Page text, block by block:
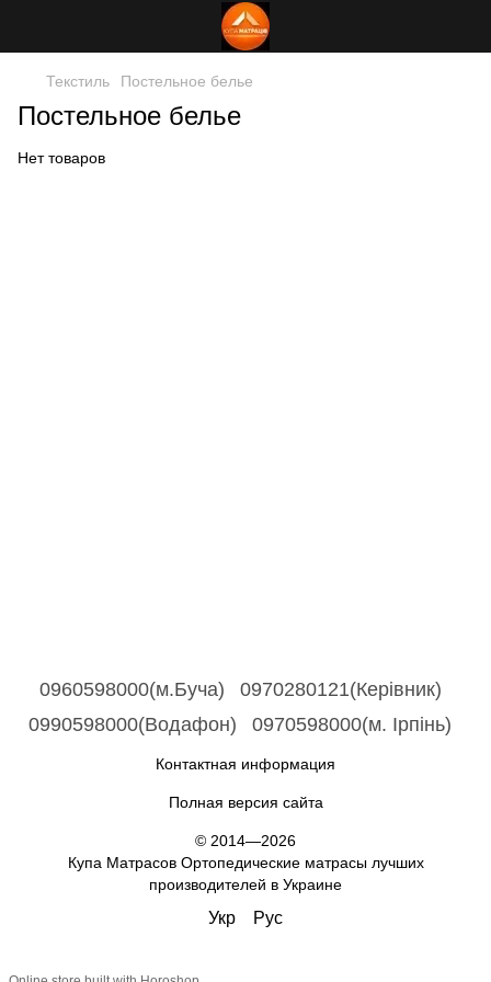
Текстиль Постельное белье
Постельное белье
Нет товаров
0960598000(м.Буча)
0970280121(Керівник)
0990598000(Водафон)
0970598000(м. Ірпінь)
Контактная информация
Полная версия сайта
© 2014—2026
Купа Матрасов Ортопедические матрасы лучших
производителей в Украине
Укр Рус